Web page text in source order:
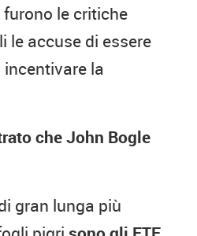
le critiche
le accuse di essere
la
che John Bogle
gran lunga più